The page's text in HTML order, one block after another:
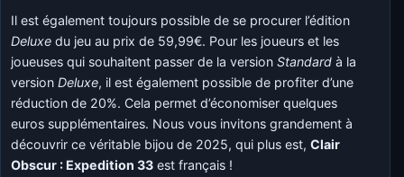
Il est également toujours possible de se procurer l’édition
Deluxe du jeu au prix de 59,99€. Pour les joueurs et les
joueuses qui souhaitent passer de la versionStandard à la
versionDeluxe, il est également possible de profiter d’une
réduction de 20%. Cela permet d’économiser quelques
euros supplémentaires. Nous vous invitons grandement à
découvrir ce véritable bijou de 2025, qui plus est,Clair
Obscur : Expedition 33 est français !